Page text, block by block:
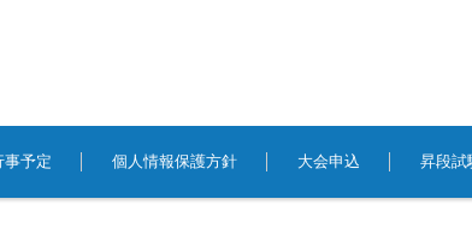
事予定 個人情報保護方針 大会申込 昇段試